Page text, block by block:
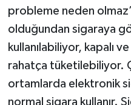
probleme neden
olduğundan sigaraya
kullanılabiliyor, kapalı
rahatça tüketilebiliyor.
ortamlarda elektronik
normal sigara kullanır.